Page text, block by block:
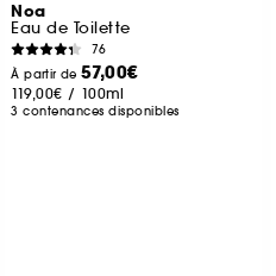
Noa
Eau de Toilette
76
À partir de57,00€
119,00€ / 100ml
3 contenances disponibles